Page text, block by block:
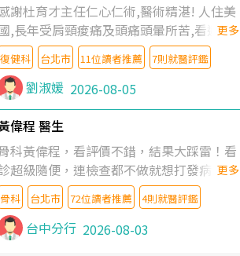
謝杜育才主任仁心仁術,醫術精湛! 人住美
,長年受肩頸痠痛及頭痛頭暈所苦,看遍名醫
授,做了各種檢查,也嘗試過西醫打針,中醫
灸及物理徒手治療都沒有用,後來連吃到嗎
類止痛藥都效果有限,只是壓症狀,沒多久就
起來,多年失眠嚴重影響生活品質. 台灣親
介紹忠孝醫院杜育才主任是頸頭症候群專
,上網搜尋杜主任相關文章新聞跟網路評價
後,下定決心飛回台北找杜醫師診治. 杜主
的乾針跟增生治療真的很厲害,第一次乾針
覺得整個肩頸鬆開,回家特別好睡,經過幾次
療,長年頑疾已經好了大半,杜主任除了打針
厲害,還會一直交代要改善姿勢跟好好做運
更多
復健科 台北市 11位讀者推薦 7則就醫評鑑
劉淑媛 2026-08-05
偉程 醫生
科黃偉程，看評價不錯，結果大踩雷！看
超級隨便，連檢查都不做就想打發病人，
好大的官威 ... 想詢問病情還被陰陽怪氣嘲
一番。可能好評帶來的大頭症，變得自負
尊重病人。醫術也不行，畢竟連檢查都懶
做，治療會有用才怪。大家避雷吧！
更多
骨科 台北市 72位讀者推薦 4則就醫評鑑
台中分行 2026-08-03